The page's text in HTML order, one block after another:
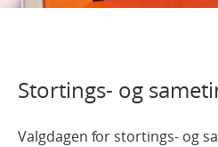
Stortings- og
Valgdagen for stortings- og